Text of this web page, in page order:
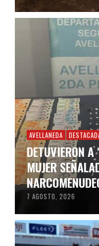
AVELLANEDA
DETUVIERON
MUJER
7 AGOSTO, 2026